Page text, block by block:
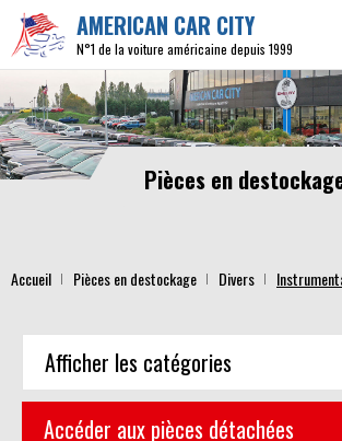
AMERICAN CAR CITY
N°1 de la voiture américaine depuis 1999
Pièces en
Accueil Pièces en destockage Divers
Afficher les catégories
Accéder aux pièces détachées